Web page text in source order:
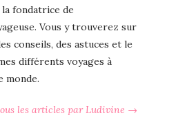
fondatrice de
Vous y trouverez sur
conseils, des astuces et le
différents voyages à
monde.
les articles par Ludivine →